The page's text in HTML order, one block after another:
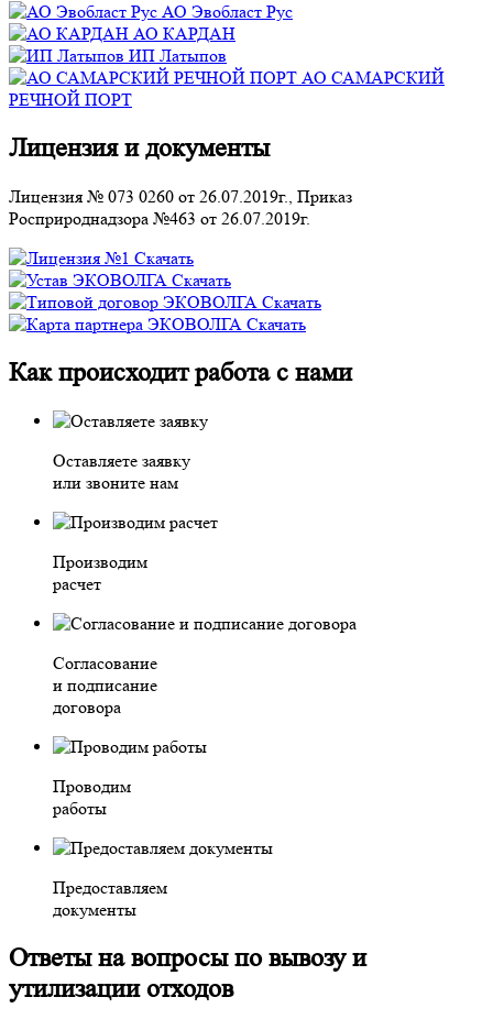
АО Эвобласт Рус
АО КАРДАН
ИП Латыпов
АО САМАРСКИЙ
РЕЧНОЙ ПОРТ
Лицензия и документы
Лицензия № 073 0260 от 26.07.2019г., Приказ
Росприроднадзора №463 от 26.07.2019г.
Скачать
Скачать
Скачать
Скачать
Как происходит работа с нами
Оставляете заявку
или звоните нам
Производим
расчет
Согласование
и подписание
договора
Проводим
работы
Предоставляем
документы
Ответы на вопросы по вывозу и
утилизации отходов